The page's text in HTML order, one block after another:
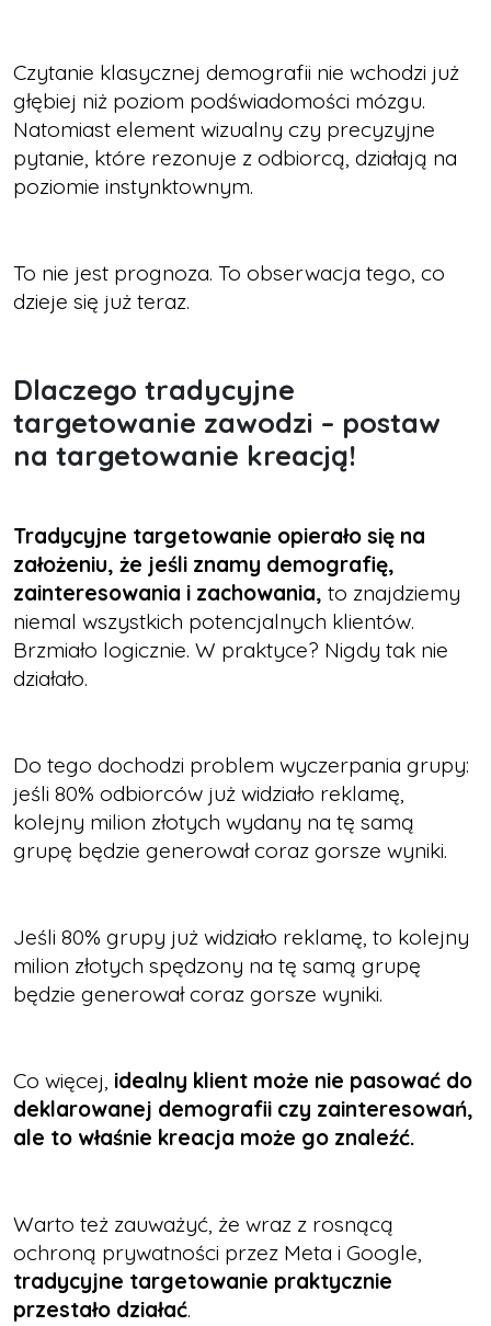
Czytanie klasycznej demografii nie wchodzi już
głębiej niż poziom podświadomości mózgu.
Natomiast element wizualny czy precyzyjne
pytanie, które rezonuje z odbiorcą, działają na
poziomie instynktownym.
To nie jest prognoza. To obserwacja tego, co
dzieje się już teraz.​
Dlaczego tradycyjne
targetowanie zawodzi – postaw
na targetowanie kreacją!
Tradycyjne targetowanie opierało się na
założeniu, że jeśli znamy demografię,
zainteresowania i zachowania, to znajdziemy
niemal wszystkich potencjalnych klientów.
Brzmiało logicznie. W praktyce? Nigdy tak nie
działało.
Do tego dochodzi problem wyczerpania grupy:
jeśli 80% odbiorców już widziało reklamę,
kolejny milion złotych wydany na tę samą
grupę będzie generował coraz gorsze wyniki.
Jeśli 80% grupy już widziało reklamę, to kolejny
milion złotych spędzony na tę samą grupę
będzie generował coraz gorsze wyniki.
Co więcej, idealny klient może nie pasować do
deklarowanej demografii czy zainteresowań,
ale to właśnie kreacja może go znaleźć.
Warto też zauważyć, że wraz z rosnącą
ochroną prywatności przez Meta i Google,
tradycyjne targetowanie praktycznie
przestało działać.​